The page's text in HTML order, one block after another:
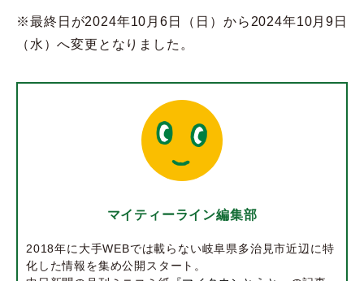
※最終日が2024年10月6日（日）から2024年10月9日
（水）へ変更となりました。
マイティーライン編集部
2018年に大手WEBでは載らない岐阜県多治見市近辺に特
化した情報を集め公開スタート。